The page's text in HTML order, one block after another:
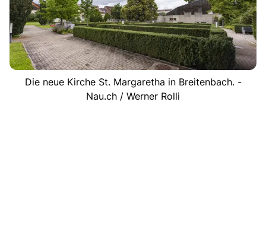
Die neue Kirche St. Margaretha in Breitenbach. -
Nau.ch / Werner Rolli